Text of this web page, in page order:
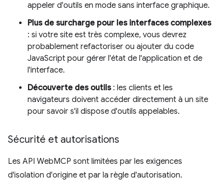
appeler d'outils en mode sans interface graphique.
Plus de surcharge pour les interfaces complexes
: si votre site est très complexe, vous devrez
probablement refactoriser ou ajouter du code
JavaScript pour gérer l'état de l'application et de
l'interface.
Découverte des outils: les clients et les
navigateurs doivent accéder directement à un site
pour savoir s'il dispose d'outils appelables.
Sécurité et autorisations
Les API WebMCP sont limitées par les exigences
d'isolation d'origine et par la règle d'autorisation.